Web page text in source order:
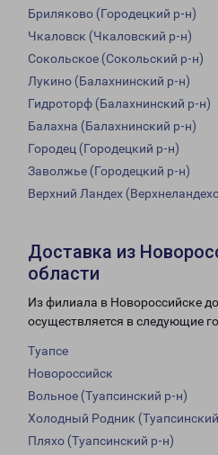
Бриляково (Городецкий р-н)
Чкаловск (Чкаловский р-н)
Сокольское (Сокольский р-н)
Лукино (Балахнинский р-н)
Гидроторф (Балахнинский р-н)
Балахна (Балахнинский р-н)
Городец (Городецкий р-н)
Заволжье (Городецкий р-н)
Верхний Ландех
Доставка из
области
Из филиала в Новороссийске
осуществляется в следующие
Туапсе
Новороссийск
Вольное (Туапсинский р-н)
Холодный Родник
Пляхо (Туапсинский р-н)